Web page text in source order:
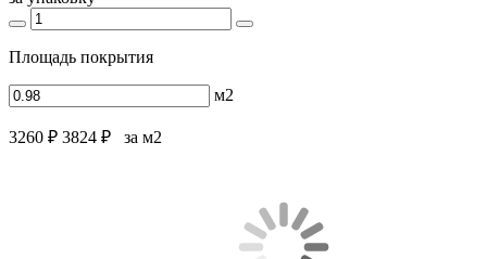
Площадь покрытия
м2
3260 ₽ 3824 ₽ за м2